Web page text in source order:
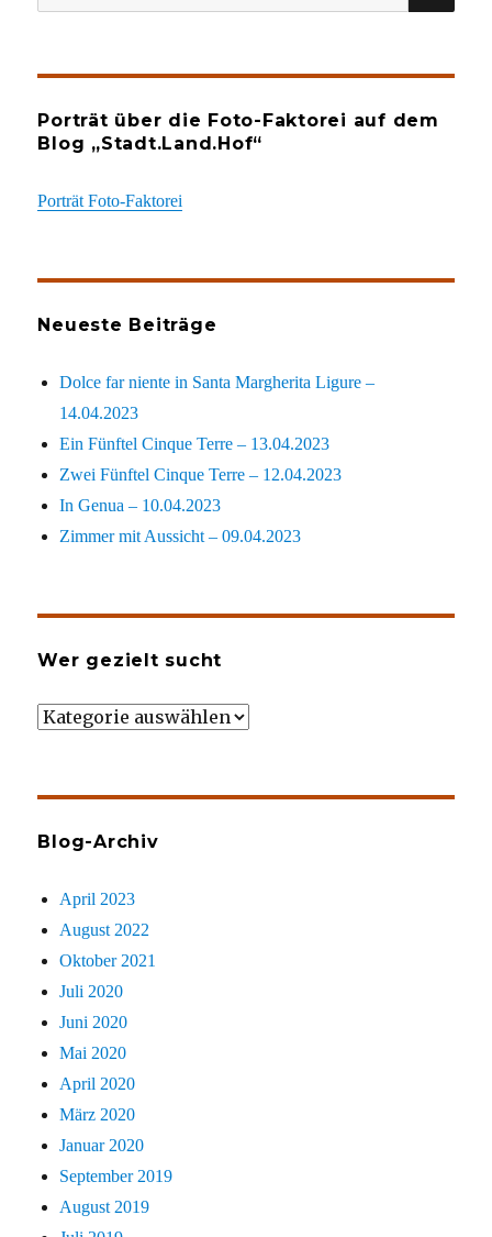
nach:
Porträt über die Foto-Faktorei auf dem
Blog „Stadt.Land.Hof“
Porträt Foto-Faktorei
Neueste Beiträge
Dolce far niente in Santa Margherita Ligure –
14.04.2023
Ein Fünftel Cinque Terre – 13.04.2023
Zwei Fünftel Cinque Terre – 12.04.2023
In Genua – 10.04.2023
Zimmer mit Aussicht – 09.04.2023
Wer gezielt sucht
Wer
Blog-Archiv
April 2023
August 2022
Oktober 2021
Juli 2020
Juni 2020
Mai 2020
April 2020
März 2020
Januar 2020
September 2019
August 2019